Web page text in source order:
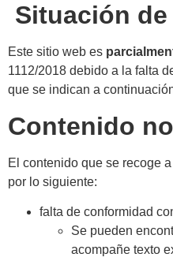
Situación
Este sitio web es
1112/2018 debido a la falta
que se indican a
Contenido
El contenido que se recoge
por lo siguiente:
falta de conformidad
Se pueden
acompañe texto